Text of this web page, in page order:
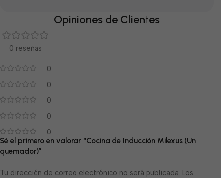
Opiniones de Clientes
0 reseñas
0
0
0
0
0
Sé el primero en valorar “Cocina de Inducción Milexus (Un
quemador)”
Tu dirección de correo electrónico no será publicada. Los